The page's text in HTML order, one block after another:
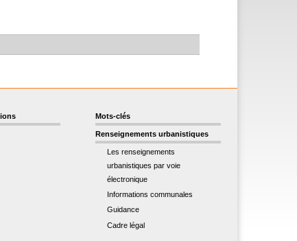
Mots-clés
Renseignements urbanistiques
Les renseignements
urbanistiques par voie
électronique
Informations communales
Guidance
Cadre légal